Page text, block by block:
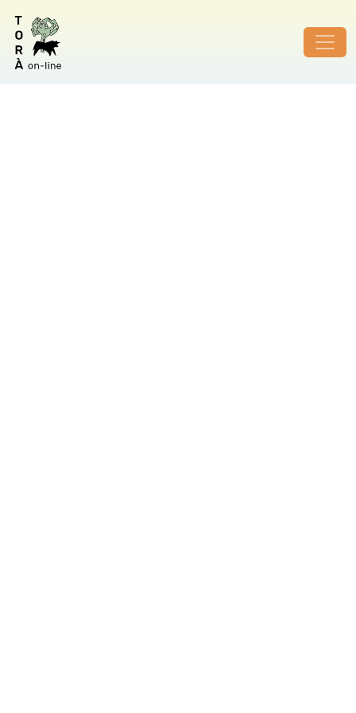
ID de foto no vàlid